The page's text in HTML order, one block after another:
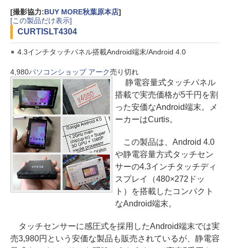
[撮影協力:BUY MORE秋葉原本店]
[この製品だけ表示]
CURTIS LT4304
4.3インチタッチパネル搭載Android端末/Android 4.0
4,980パソコンショップ アーク売り切れ
静電容量式タッチパネル
搭載で実売価格が5千円を割
った安価なAndroid端末。メ
ーカーはCurtis。
この製品は、Android 4.0
や静電容量方式タッチセン
サーの4.3インチタッチディ
スプレイ（480×272ドッ
ト）を搭載したコンパクト
なAndroid端末。
タッチセンサーに感圧式を採用したAndroid端末では実
売3,980円という安価な製品も販売されているが、静電容